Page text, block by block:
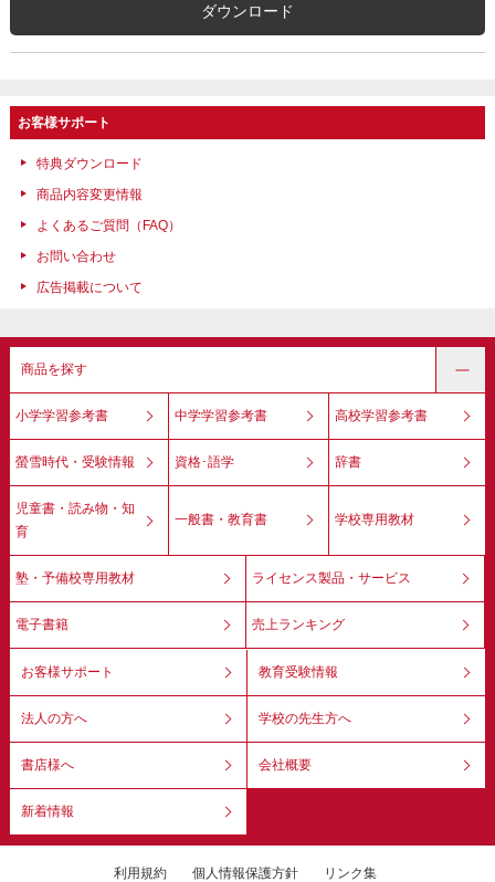
ダウンロード
お客様サポート
特典ダウンロード
商品内容変更情報
よくあるご質問（FAQ）
お問い合わせ
広告掲載について
商品を探す
小学学習参考書 中学学習参考書 高校学習参考書
螢雪時代・受験情報 資格･語学 辞書
児童書・読み物・知
育
一般書・教育書 学校専用教材
塾・予備校専用教材 ライセンス製品・サービス
電子書籍 売上ランキング
お客様サポート 教育受験情報
法人の方へ 学校の先生方へ
書店様へ 会社概要
新着情報
利用規約 個人情報保護方針 リンク集